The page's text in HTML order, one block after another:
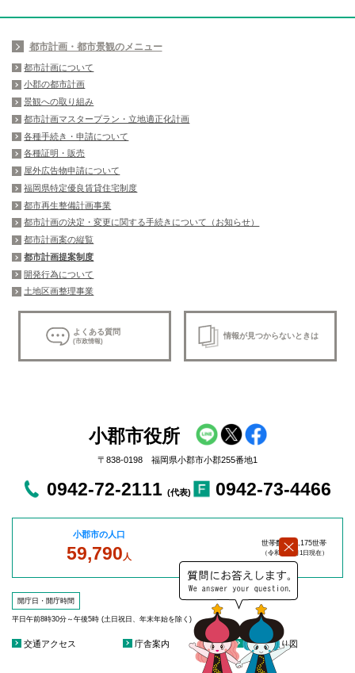
都市計画・都市景観のメニュー
都市計画について
小郡の都市計画
景観への取り組み
都市計画マスタープラン・立地適正化計画
各種手続き・申請について
各種証明・販売
屋外広告物申請について
福岡県特定優良賃貸住宅制度
都市再生整備計画事業
都市計画の決定・変更に関する手続きについて（お知らせ）
都市計画案の縦覧
都市計画提案制度
開発行為について
土地区画整理事業
よくある質問
(市政情報)
情報が見つからないときは
小郡市役所
〒838-0198 福岡県小郡市小郡255番地1
0942-72-2111 (代表) 0942-73-4466
小郡市の人口
59,790 人
世帯数：27,175世帯
（令和8年8月1日現在）
開庁日・開庁時間
平日午前8時30分～午後5時 (土日祝日、年末年始を除く)
交通アクセス 庁舎案内 庁舎見取り図